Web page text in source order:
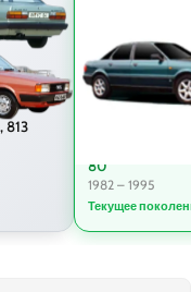
813
80
1982 – 1995
Текущее